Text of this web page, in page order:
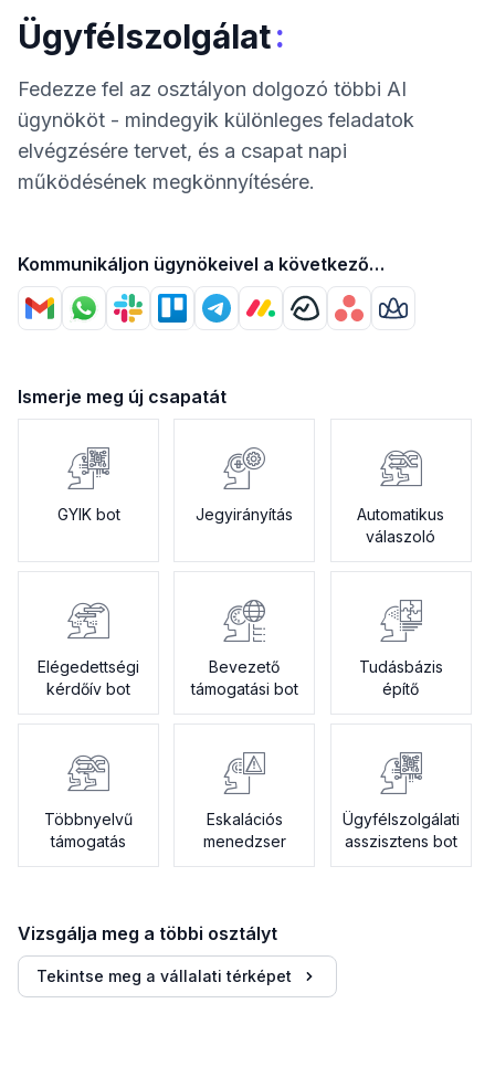
Ügyfélszolgálat:
Fedezze fel az osztályon dolgozó többi AI
ügynököt - mindegyik különleges feladatok
elvégzésére tervet, és a csapat napi
működésének megkönnyítésére.
Kommunikáljon ügynökeivel a következő
segítségével
Ismerje meg új csapatát
GYIK bot Jegyirányítás
Automatikus
válaszoló
Elégedettségi
kérdőív bot
Bevezető
támogatási bot
Tudásbázis
építő
Többnyelvű
támogatás
Eskalációs
menedzser
Ügyfélszolgálati
asszisztens bot
Vizsgálja meg a többi osztályt
Tekintse meg a vállalati térképet